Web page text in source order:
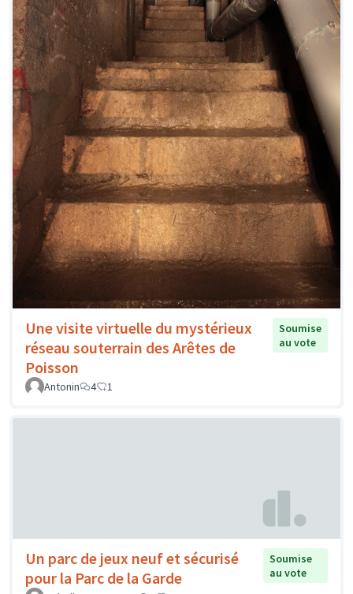
Une visite virtuelle du mystérieux
réseau souterrain des Arêtes de
Poisson
Soumise
au vote
Antonin 4 1
Un parc de jeux neuf et sécurisé
pour la Parc de la Garde
Soumise
au vote